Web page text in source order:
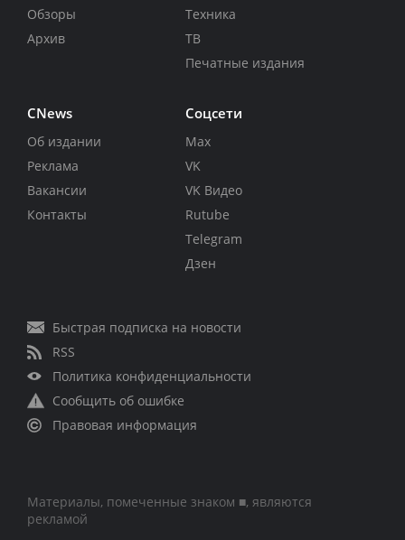
Обзоры
Архив
Техника
ТВ
Печатные издания
CNews
Об издании
Реклама
Вакансии
Контакты
Соцсети
Max
VK
VK Видео
Rutube
Telegram
Дзен
Быстрая подписка на новости
RSS
Политика конфиденциальности
Сообщить об ошибке
Правовая информация
Материалы, помеченные знаком ■, являются
рекламой